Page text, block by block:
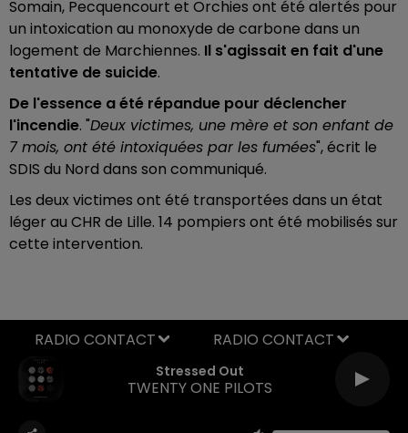
Somain, Pecquencourt et Orchies ont été alertés pour
un intoxication au monoxyde de carbone dans un
logement de Marchiennes. Il s'agissait en fait d'une
tentative de suicide.
De l'essence a été répandue pour déclencher
l'incendie. "Deux victimes, une mère et son enfant de
7 mois, ont été intoxiquées par les fumées", écrit le
SDIS du Nord dans son communiqué.
Les deux victimes ont été transportées dans un état
léger au CHR de Lille. 14 pompiers ont été mobilisés sur
cette intervention.
Stressed Out
TWENTY ONE PILOTS
RADIO CONTACT